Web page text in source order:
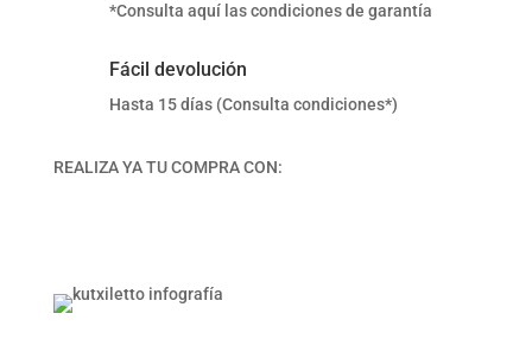
*Consulta aquí las condiciones de garantía
Fácil devolución
Hasta 15 días (Consulta condiciones*)
REALIZA YA TU COMPRA CON: